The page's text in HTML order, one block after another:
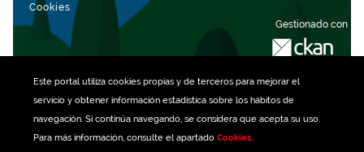
Este portal utiliza cookiespropias y de terceros para mejorar el
servicio y obtener información estadística sobre los hábitos de
navegación. Si continúa navegando, se considera que acepta su uso.
Para más información, consulte el apartado Cookies.
Cookies
Gestionado con